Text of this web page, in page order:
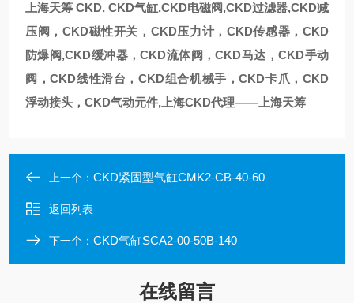
上海天筹 CKD, CKD气缸,CKD电磁阀,CKD过滤器,CKD减
压阀，CKD磁性开关，CKD压力计，CKD传感器，CKD
防爆阀,CKD缓冲器，CKD流体阀，CKD马达，CKD手动
阀，CKD线性滑台，CKD组合机械手，CKD卡爪，CKD
浮动接头，CKD气动元件,上海CKD代理——上海天筹
上一个： CKD紧固型气缸CMK2-CB-40-60
返回列表
下一个： CKD气缸SCA2-00-50B-140
在线留言